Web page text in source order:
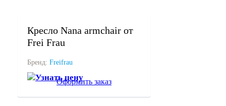
Кресло Nana armchair от
Frei Frau
Бренд: Freifrau
Узнать цену
Оформить заказ